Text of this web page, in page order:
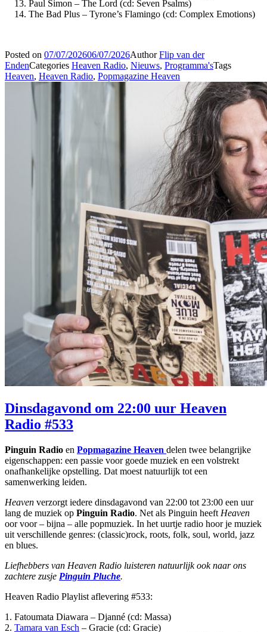
Paul Simon – The Lord (cd: Seven Psalms)
The Bad Plus – Tyrone’s Flamingo (cd: Complex Emotions)
Posted on 07/07/202606/07/2026AuthorFlip van der
EndenCategories Heaven Radio, Nieuws, Programma'sTags
Heaven, Heaven Radio, Popmagazine Heaven
Dinsdagavond om 22:00 uur Heaven
Radio #533
Pinguin Radio en Popmagazine Heaven delen twee belangrijke
eigenschappen: een passie voor goede muziek en een volstrekt
onafhankelijke opstelling. Dat moest natuurlijk tot een
samenwerking leiden.
Heaven verzorgt iedere dinsdagavond van 22:00 tot 23:00 een uur
lang de muziek op Pinguin Radio. Net als Pinguin heeft Heaven
oor voor – bijna – alle popmuziek. In het uurtje radio hoor je muziek
uit verschillende genres: (classic)rock, roots, folk, soul, world, jazz
en blues.
Liefhebbers van Heaven Radio luisteren natuurlijk ook naar ons
zachtere zusje Pinguin Pluche.
Heaven Radio Playlist aflevering #533:
1. Fatoumata Diawara – Djanné (cd: Massa)
2. Tamara van Esch – Gracie (cd: Gracie)